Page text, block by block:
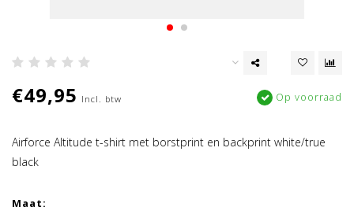
€49,95 Incl. btw Op voorraad
Airforce Altitude t-shirt met borstprint en backprint white/true
black
Maat: